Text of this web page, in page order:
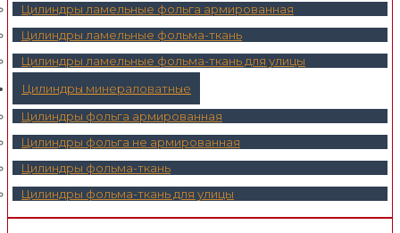
Цилиндры ламельные фольга армированная
Цилиндры ламельные фольма-ткань
Цилиндры ламельные фольма-ткань для улицы
Цилиндры минераловатные
Цилиндры фольга армированная
Цилиндры фольга не армированная
Цилиндры фольма-ткань
Цилиндры фольма-ткань для улицы